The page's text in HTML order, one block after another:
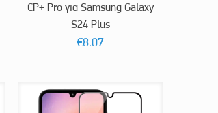
CP+ Pro για Samsung Galaxy
S24 Plus
€8.07